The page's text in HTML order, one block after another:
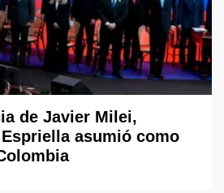
de Javier Milei,
asumió como